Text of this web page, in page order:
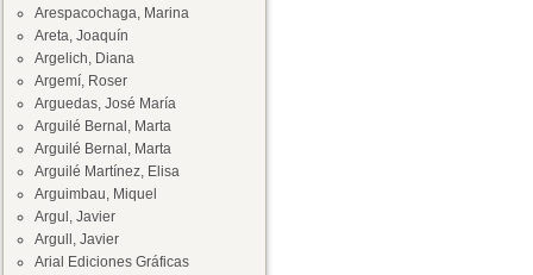
Arespacochaga, Marina
Areta, Joaquín
Argelich, Diana
Argemí, Roser
Arguedas, José María
Arguilé Bernal, Marta
Arguilé Bernal, Marta
Arguilé Martínez, Elisa
Arguimbau, Miquel
Argul, Javier
Argull, Javier
Arial Ediciones Gráficas